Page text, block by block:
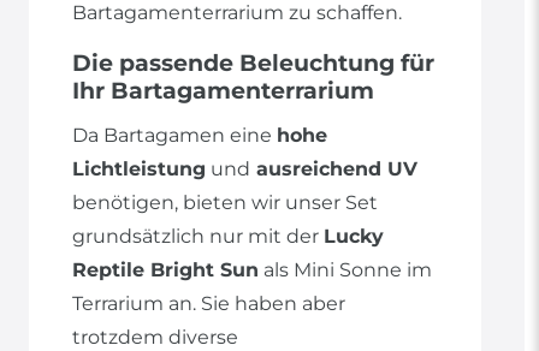
Bartagamenterrarium zu schaffen.
Die passende Beleuchtung für
Ihr Bartagamenterrarium
Da Bartagamen eine hohe
Lichtleistung und ausreichend UV
benötigen, bieten wir unser Set
grundsätzlich nur mit der Lucky
Reptile Bright Sun als Mini Sonne im
Terrarium an. Sie haben aber
trotzdem diverse